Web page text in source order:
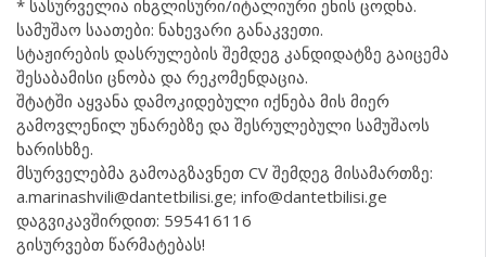
* სასურველია ინგლისური/იტალიური ენის ცოდნა.
სამუშაო საათები: ნახევარი განაკვეთი.
სტაჟირების დასრულების შემდეგ კანდიდატზე გაიცემა
შესაბამისი ცნობა და რეკომენდაცია.
შტატში აყვანა დამოკიდებული იქნება მის მიერ
გამოვლენილ უნარებზე და შესრულებული სამუშაოს
ხარისხზე.
მსურველებმა გამოაგზავნეთ CV შემდეგ მისამართზე:
a.marinashvili@dantetbilisi.ge; info@dantetbilisi.ge
დაგვიკავშირდით: 595416116
გისურვებთ წარმატებას!